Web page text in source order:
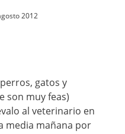
2012
gatos y
son muy feas)
al veterinario en
media mañana por